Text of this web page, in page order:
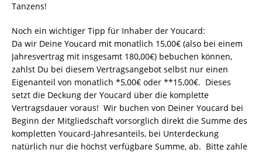
Tanzens!
Noch ein wichtiger Tipp für Inhaber der Youcard:
Da wir Deine Youcard mit monatlich 15,00€ (also bei einem
Jahresvertrag mit insgesamt 180,00€) bebuchen können,
zahlst Du bei diesem Vertragsangebot selbst nur einen
Eigenanteil von monatlich *5,00€ oder **15,00€. Dieses
setzt die Deckung der Youcard über die komplette
Vertragsdauer voraus! Wir buchen von Deiner Youcard bei
Beginn der Mitgliedschaft vorsorglich direkt die Summe des
kompletten Youcard-Jahresanteils, bei Unterdeckung
natürlich nur die höchst verfügbare Summe, ab. Bitte zahle